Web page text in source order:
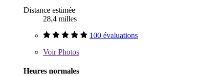
Distance estimée
28,4 milles
100 évaluations
VoirPhotos
Heures normales